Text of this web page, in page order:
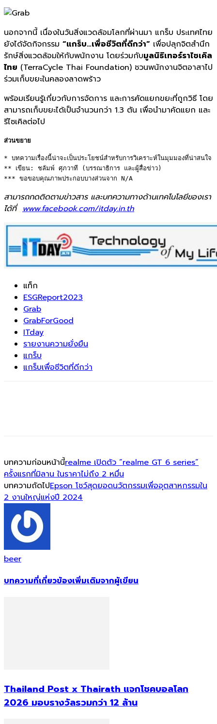
นอกจากนี้ เนื่องในวันสิ่งแวดล้อมโลกที่ผ่านมา แกร็บ ประเทศไทย
ยังได้จัดกิจกรรม “แกร็บ…เพื่อชีวิตที่ดีกว่า” เพื่อปลุกจิตสำนึก
รักษ์สิ่งแวดล้อมให้กับพนักงาน โดยร่วมกับมูลนิธิเทอร์ราไซเคิล
ไทย (TerraCycle Thai Foundation) ชวนพนักงานจิตอาสาไป
ร่วมเก็บขยะในคลองลาดพร้าว
พร้อมเรียนรู้เกี่ยวกับการจัดการ และการคัดแยกขยะที่ถูกวิธี โดย
สามารถเก็บขยะได้เป็นจำนวนกว่า 1.3 ตัน เพื่อนำมาคัดแยก และ
รีไซเคิลต่อไป
ส่วนขยาย
* บทความเรื่องนี้น่าจะเป็นประโยชน์สำหรับการวิเคราะห์ในมุมมองที่น่าสนใจ
** เขียน: ชลัมพ์ ศุภวาที (บรรณาธิการ และผู้สื่อข่าว)
*** ขอขอบคุณภาพประกอบบางส่วนจาก N/A
สามารถกดติดตามข่าวสาร และบทความทางด้านเทคโนโลยีของเรา
ได้ที่ www.facebook.com/itday.in.th
แท็ก
ESGReport2023
Grab
GrabForGood
ITday
รายงานความยั่งยืน
แกร็บ
แกร็บเพื่อชีวิตที่ดีกว่า
บทความก่อนหน้านี้realme เปิดตัว “realme GT 6 series”
ครั้งแรกที่มิลาน ในราคาไม่ถึง 2 หมื่น
บทความถัดไปEpson โชว์สุดยอดนวัตกรรมเพื่ออุตสาหกรรมใน
2 งานใหญ่แห่งปี 2024
beer
บทความที่เกี่ยวข้องเพิ่มเติมจากผู้เขียน
Thailand Post x Thairath แจกโชคบอลโลก
2026 มอบรางวัลรวมกว่า 12 ล้าน